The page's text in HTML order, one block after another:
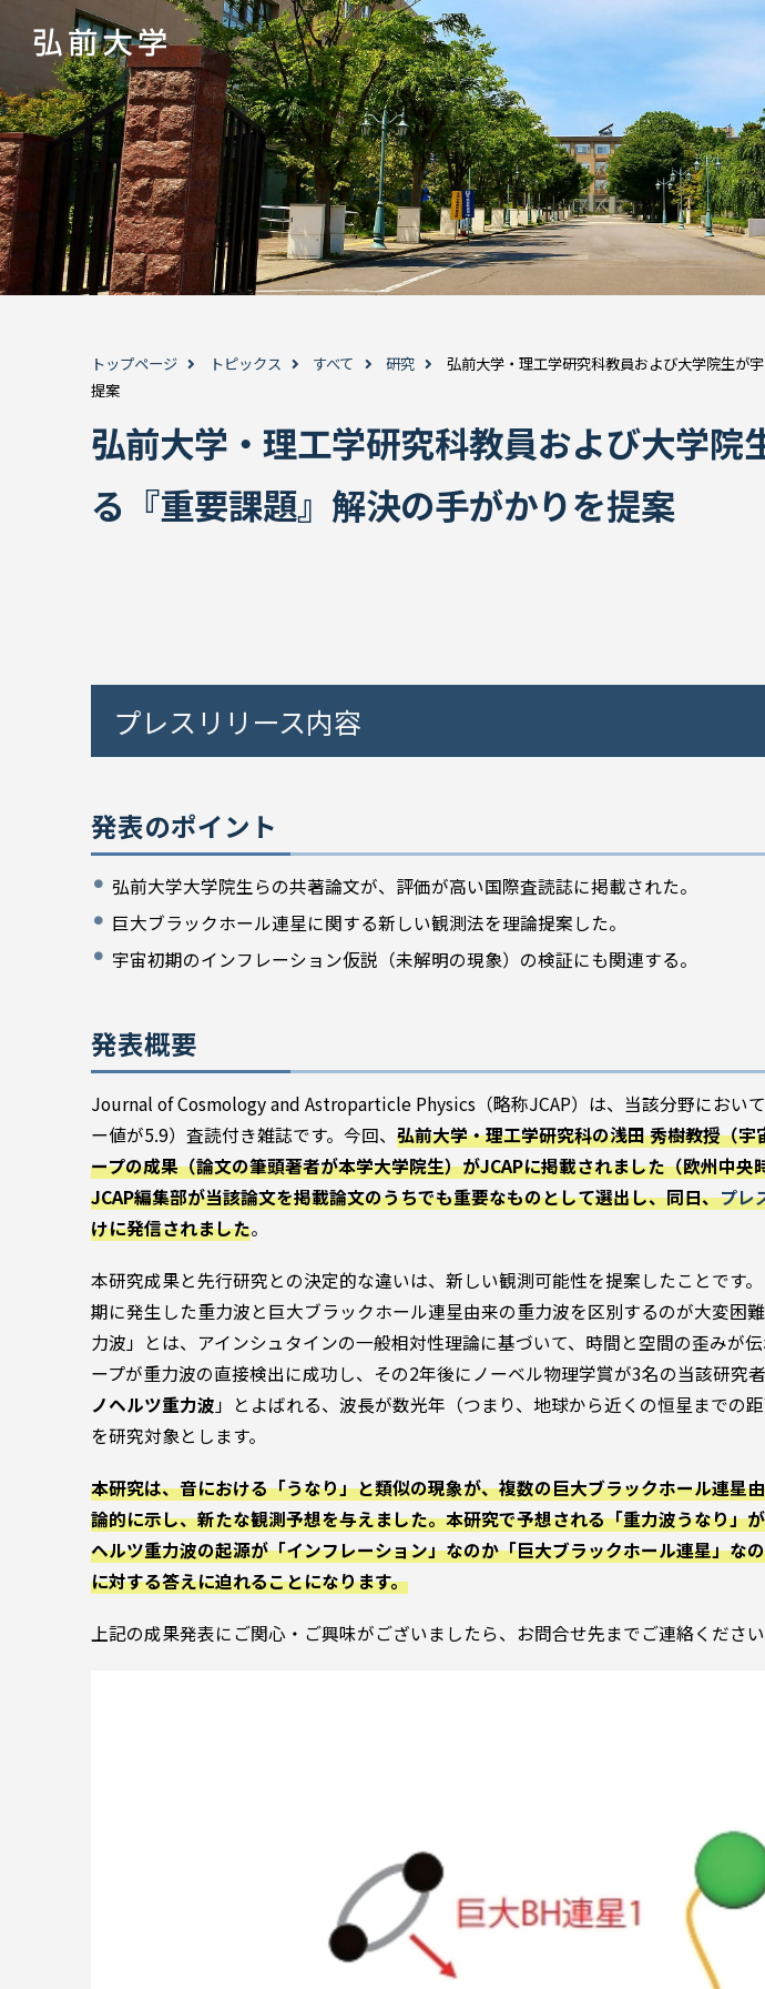
トップページ トピックス すべて 研究
弘前大学・理工学研究科教員および大学院生が
提案
弘前大学・理工学研究科教員および大学院
る『重要課題』解決の手がかりを提案
プレスリリース内容
発表のポイント
弘前大学大学院生らの共著論文が、評価が高い国際査読誌に掲載された。
巨大ブラックホール連星に関する新しい観測法を理論提案した。
宇宙初期のインフレーション仮説（未解明の現象）の検証にも関連する。
発表概要
Journal of Cosmology and Astroparticle Physics（略称JCAP）は、当該分野におい
ー値が5.9）査読付き雑誌です。今回、 弘前大学・理工学研究科の浅田 秀樹教授（
ープの成果（論文の筆頭著者が本学大学院生）がJCAPに掲載されました（欧州中
JCAP編集部が当該論文を掲載論文のうちでも重要なものとして選出し、同日、プレ
けに発信されました。
本研究成果と先行研究との決定的な違いは、新しい観測可能性を提案したことです
期に発生した重力波と巨大ブラックホール連星由来の重力波を区別するのが大変困
力波」とは、アインシュタインの一般相対性理論に基づいて、時間と空間の歪みが
ープが重力波の直接検出に成功し、その2年後にノーベル物理学賞が3名の当該研究
ノヘルツ重力波 」とよばれる、波長が数光年（つまり、地球から近くの恒星までの
を研究対象とします。
本研究は、音における「うなり」と類似の現象が、複数の巨大ブラックホール連星
論的に示し、新たな観測予想を与えました。本研究で予想される「重力波うなり」
ヘルツ重力波の起源が「インフレーション」なのか「巨大ブラックホール連星」な
に対する答えに迫れることになります。
上記の成果発表にご関心・ご興味がございましたら、お問合せ先までご連絡ください